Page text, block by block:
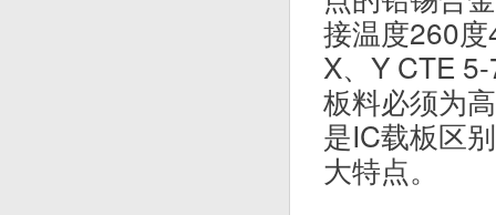
接温度260
X、Y CTE
板料必须为
是IC载板区
大特点。